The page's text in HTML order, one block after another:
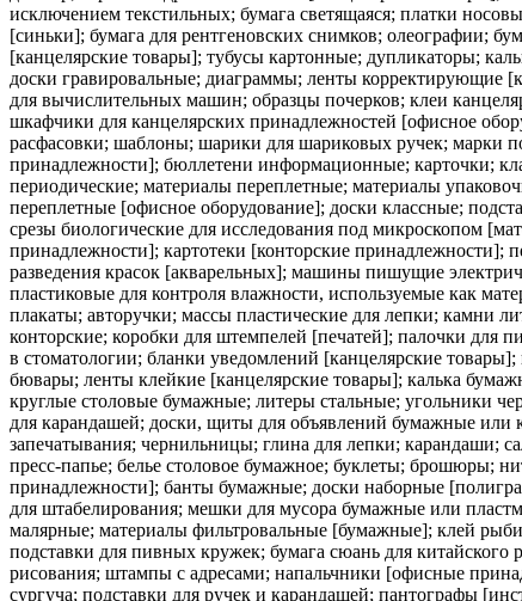
исключением текстильных; бумага светящаяся; платки
[синьки]; бумага для рентгеновских снимков; олеографии;
[канцелярские товары]; тубусы картонные; дупликаторы;
доски гравировальные; диаграммы; ленты корректирующие
для вычислительных машин; образцы почерков; клеи
шкафчики для канцелярских принадлежностей [офисное
расфасовки; шаблоны; шарики для шариковых ручек; марки
принадлежности]; бюллетени информационные; карточки;
периодические; материалы переплетные; материалы
переплетные [офисное оборудование]; доски классные;
срезы биологические для исследования под микроскопом
принадлежности]; картотеки [конторские принадлежности];
разведения красок [акварельных]; машины пишущие
пластиковые для контроля влажности, используемые как
плакаты; авторучки; массы пластические для лепки; камни
конторские; коробки для штемпелей [печатей]; палочки для
в стоматологии; бланки уведомлений [канцелярские
бювары; ленты клейкие [канцелярские товары]; калька
круглые столовые бумажные; литеры стальные; угольники
для карандашей; доски, щиты для объявлений бумажные или
запечатывания; чернильницы; глина для лепки; карандаши;
пресс-папье; белье столовое бумажное; буклеты; брошюры;
принадлежности]; банты бумажные; доски наборные
для штабелирования; мешки для мусора бумажные или
малярные; материалы фильтровальные [бумажные]; клей
подставки для пивных кружек; бумага сюань для
рисования; штампы с адресами; напальчники [офисные
сургуча; подставки для ручек и карандашей; пантографы